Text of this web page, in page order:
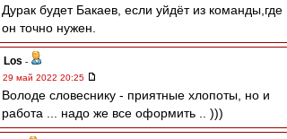
Дурак будет Бакаев, если уйдёт из команды,где
он точно нужен.
Los -
29 май 2022 20:25
Володе словеснику - приятные хлопоты, но и
работа ... надо же все оформить .. )))